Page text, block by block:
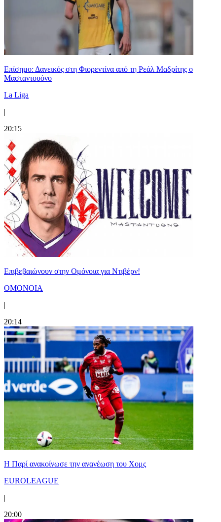
Επίσημο: Δανεικός στη Φιορεντίνα από τη Ρεάλ Μαδρίτης ο
Μασταντουόνο
La Liga
|
20:15
Επιβεβαιώνουν στην Ομόνοια για Ντιβέρν!
ΟΜΟΝΟΙΑ
|
20:14
Η Παρί ανακοίνωσε την ανανέωση του Χομς
EUROLEAGUE
|
20:00